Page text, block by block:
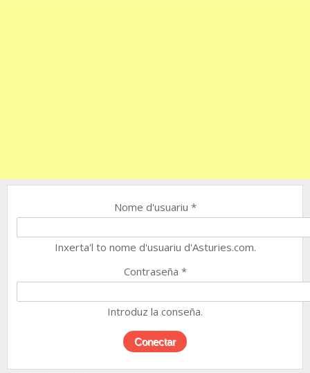
Nome d'usuariu *
Inxerta'l to nome d'usuariu d'Asturies.com.
Contraseña *
Introduz la conseña.